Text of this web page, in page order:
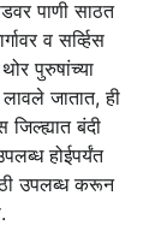
पाणी साठत
व सर्व्हिस
पुरुषांच्या
जातात, ही
बंदी
होईपर्यंत
उपलब्ध करून